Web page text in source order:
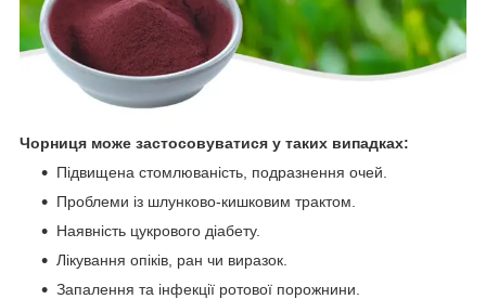
Чорниця може застосовуватися у таких випадках:
Підвищена стомлюваність, подразнення очей.
Проблеми із шлунково-кишковим трактом.
Наявність цукрового діабету.
Лікування опіків, ран чи виразок.
Запалення та інфекції ротової порожнини.